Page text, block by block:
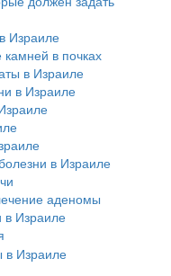
Израиле
в почках
в Израиле
в Израиле
в Израиле
аденомы
в Израиле
в Израиле